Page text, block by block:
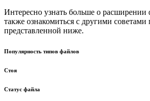
Интересно узнать больше о
также ознакомиться с другими
представленной ниже.
Популярность типов файлов
Стоя
Статус файла